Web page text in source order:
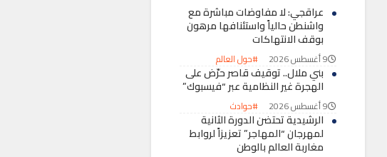
عراقجي: لا مفاوضات مباشرة مع
واشنطن حالياً واستئنافها مرهون
بوقف الانتهاكات
9 أغسطس 2026 #حول العالم
بني ملال.. توقيف قاصر حرّض على
الهجرة غير النظامية عبر “فيسبوك”
9 أغسطس 2026 #حوادث
الرشيدية تحتضن الدورة الثانية
لمهرجان “المهاجر” تعزيزاً لروابط
مغاربة العالم بالوطن